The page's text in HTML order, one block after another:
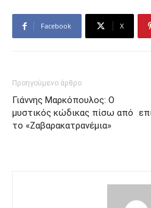
Facebook X
Προηγούμενο άρθρο
Γιάννης Μαρκόπουλος: Ο
μυστικός κώδικας πίσω από
το «Ζαβαρακατρανέμια»